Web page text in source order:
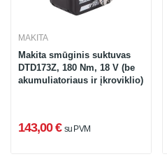
MAKITA
Makita smūginis suktuvas
DTD173Z, 180 Nm, 18 V (be
akumuliatoriaus ir įkroviklio)
143,00 € su PVM